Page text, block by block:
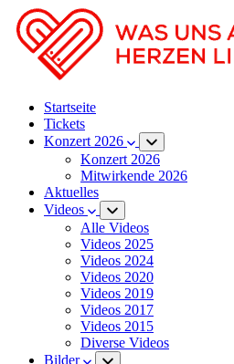
Startseite
Tickets
Konzert 2026
Konzert 2026
Mitwirkende 2026
Aktuelles
Videos
Alle Videos
Videos 2025
Videos 2024
Videos 2020
Videos 2019
Videos 2017
Videos 2015
Diverse Videos
Bilder